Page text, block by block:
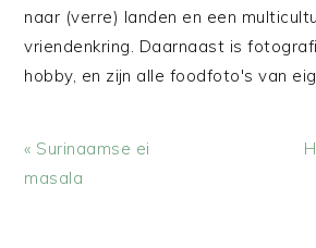
naar (verre) landen en een
vriendenkring. Daarnaast is
hobby, en zijn alle foodfoto's van
Vorig
bericht:
« Surinaamse ei
masala